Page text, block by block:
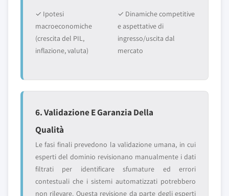
✓ Ipotesi
macroeconomiche
(crescita del PIL,
inflazione, valuta)
✓ Dinamiche competitive
e aspettative di
ingresso/uscita dal
mercato
6. Validazione E Garanzia Della
Qualità
Le fasi finali prevedono la validazione umana, in cui
esperti del dominio revisionano manualmente i dati
filtrati per identificare sfumature ed errori
contestuali che i sistemi automatizzati potrebbero
non rilevare. Questa revisione da parte degli esperti